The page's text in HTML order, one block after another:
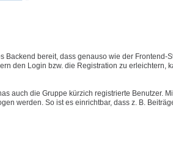
bereit, dass genauso wie der Frontend-
den Login bzw. die Registration zu erleichtern,
auch die Gruppe kürzich registrierte Benutzer.
werden. So ist es einrichtbar, dass z. B.